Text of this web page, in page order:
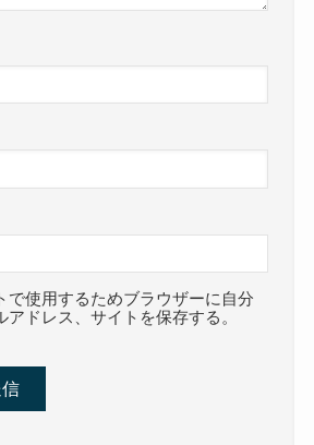
で使用するためブラウザーに自分
アドレス、サイトを保存する。